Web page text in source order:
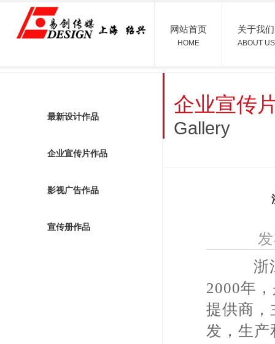
网站首页
HOME
关于我们
ABOUT US
最新设计作品
企业宣传片作品
影视广告作品
宣传册作品
企业宣传
Gallery
浙江海
2000年
提供商，
发，生产